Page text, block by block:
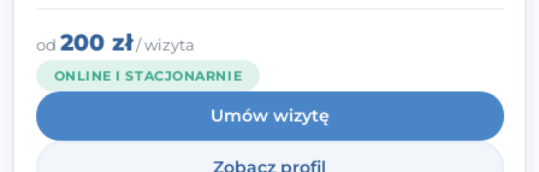
Terapia to dla mnie bezpieczne miejsce, w
którym poczujesz się wysłuchany i
zrozumiany.
od 200 zł/ wizyta
ONLINE I STACJONARNIE
Umów wizytę
Zobacz profil